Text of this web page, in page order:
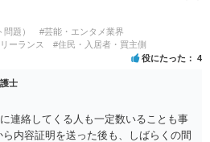
うか、なぜ「物理的にできない開発」
問題です。 もし、「物理的にできな
に記載された納期では間に合わない」
純に履行遅滞を理由とする債務不履行
能（例えば、タイムマシンを作るとい
が無効になる可能性があります。 いず
上記の「物理的にできない」部分を除
いうことですから、その部分に相当す
題）
#芸能・エンタメ業界
ーランス #住民・入居者・買主側
役にたった 4
士
連絡してくる人も一定数いることも事
内容証明を送った後も、しばらくの間